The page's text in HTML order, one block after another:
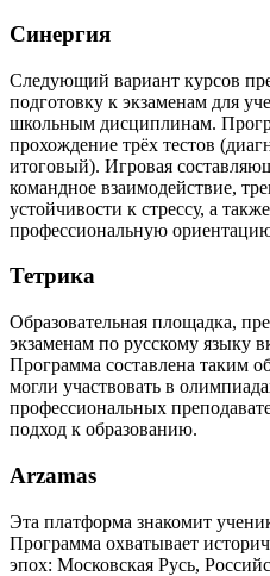
Синергия
Следующий вариант курсов
подготовку к экзаменам для
школьным дисциплинам.
прохождение трёх тестов
итоговый). Игровая
командное взаимодействие,
устойчивости к стрессу, а
профессиональную
Тетрика
Образовательная площадка,
экзаменам по русскому языку
Программа составлена таким
могли участвовать в
профессиональных
подход к образованию.
Arzamas
Эта платформа знакомит
Программа охватывает
эпох: Московская Русь,